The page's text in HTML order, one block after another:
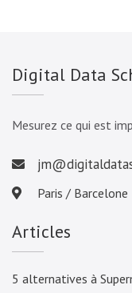
Digital Data
Mesurez ce qui est
Paris / Barcelone
Articles
5 alternatives à